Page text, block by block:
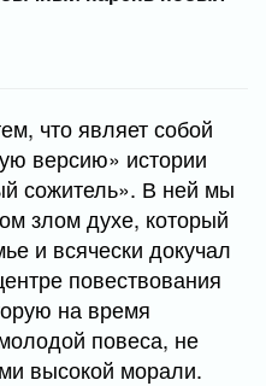
что являет собой
версию» истории
сожитель». В ней мы
злом духе, который
и всячески докучал
повествования
на время
повеса, не
высокой морали.